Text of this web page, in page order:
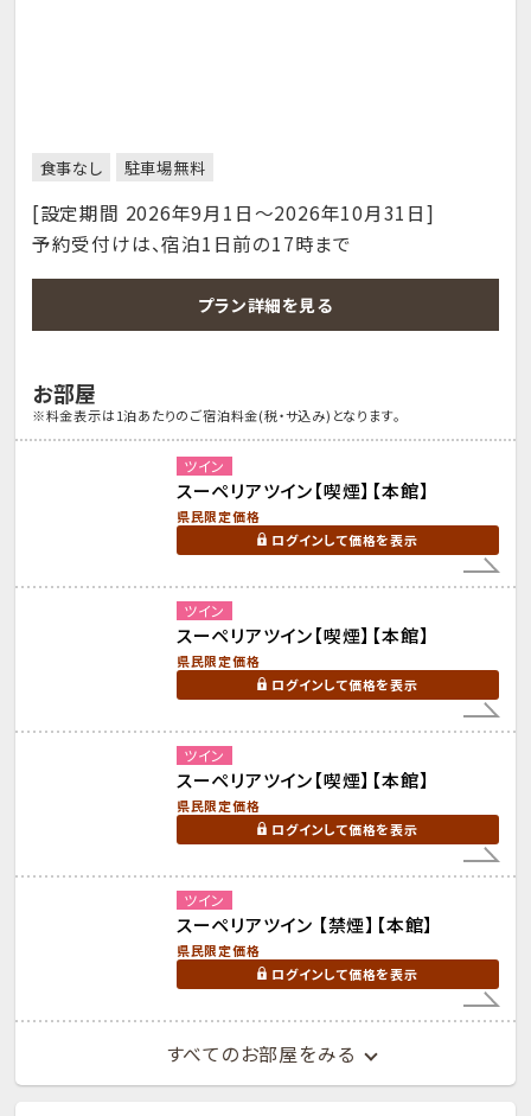
食事なし 駐車場無料
[設定期間 2026年9月1日～2026年10月31日]
予約受付けは、宿泊1日前の17時まで
プラン詳細を見る
お部屋
※料金表示は1泊あたりのご宿泊料金(税・サ込み)となります。
ツイン
スーペリアツイン【喫煙】【本館】
県民限定価格
ログインして価格を表示
ツイン
スーペリアツイン【喫煙】【本館】
県民限定価格
ログインして価格を表示
ツイン
スーペリアツイン【喫煙】【本館】
県民限定価格
ログインして価格を表示
ツイン
スーペリアツイン 【禁煙】【本館】
県民限定価格
ログインして価格を表示
すべてのお部屋をみる